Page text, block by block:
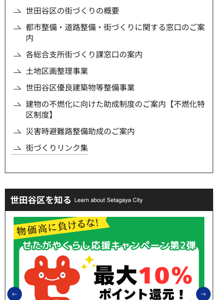
世田谷区の街づくりの概要
都市整備・道路整備・街づくりに関する窓口のご案
内
各総合支所街づくり課窓口の案内
土地区画整理事業
世田谷区優良建築物等整備事業
建物の不燃化に向けた助成制度のご案内【不燃化特
区制度】
災害時避難路整備助成のご案内
街づくりリンク集
世田谷区を知る
前のスライドを表示